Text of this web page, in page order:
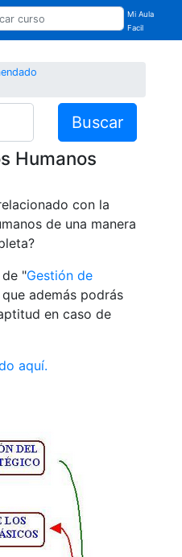
Mi Aula
Facil
Buscar
Humanos
con la
de una manera
"Gestión de
además podrás
en caso de
aquí.